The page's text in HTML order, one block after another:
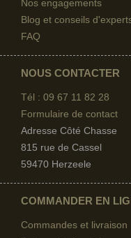
Nos engagements
Blog et conseils
FAQ
NOUS CONTACTER
Tél : 09 67 11 82 28
Formulaire de contact
Adresse Côté Chasse
815 rue de Cassel
59470 Herzeele
COMMANDER EN
Commandes et livraison